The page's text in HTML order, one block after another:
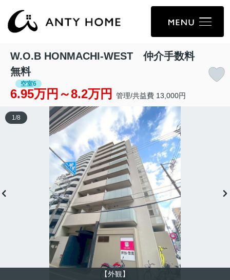
W.O.B HONMACHI-WEST 仲介手数料
無料
空室6
6.95万円～8.2万円 管理/共益費 13,000円
【外観】
1 /8